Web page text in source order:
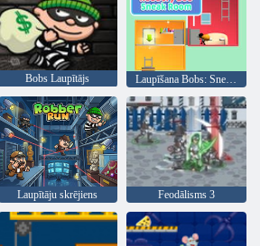
Bobs Laupītājs Laupīšana Bobs: Sneak Room
Laupītāju skrējiens Feodālisms 3